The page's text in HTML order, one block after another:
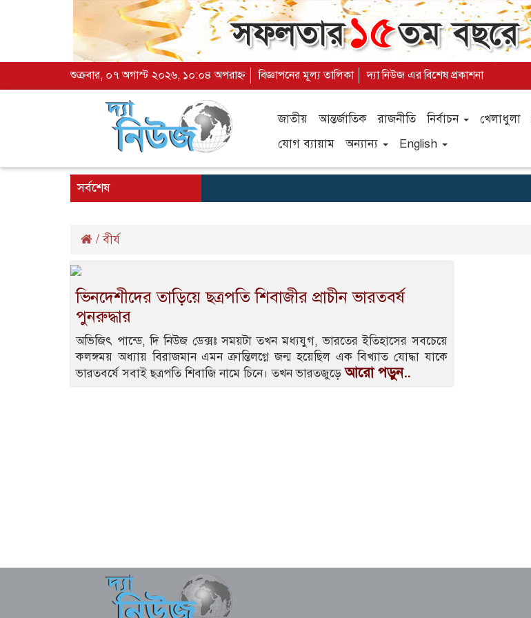
শুক্রবার, ০৭ অগাস্ট ২০২৬, ১০:০৪ অপরাহ্ন বিজ্ঞাপনের মূল্য তালিকা দ্যা নিউজ এর বিশেষ প্রকাশনা
জাতীয় আন্তর্জাতিক রাজনীতি নির্বাচন খেলাধুলা
যোগ ব্যায়াম
অন্যান্য English
সর্বশেষ
/বীর্য
ভিনদেশীদের তাড়িয়ে ছত্রপতি শিবাজীর প্রাচীন ভারতবর্ষ
পুনরুদ্ধার
অভিজিৎ পান্ডে, দি নিউজ ডেক্সঃ সময়টা তখন মধ্যযুগ, ভারতের ইতিহাসের সবচেয়ে
কলঙ্গময় অধ্যায় বিরাজমান এমন ক্রান্তিলগ্নে জন্ম হয়েছিল এক বিখ্যাত যোদ্ধা যাকে
ভারতবর্ষে সবাই ছত্রপতি শিবাজি নামে চিনে। তখন ভারতজুড়েআরো পড়ুন..